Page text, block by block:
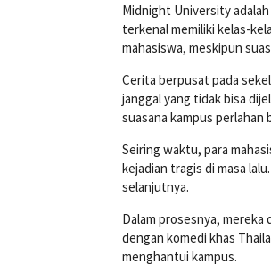
Midnight University
terkenal memiliki kelas-
mahasiswa, meskipun
Cerita berpusat pada
janggal yang tidak bisa
suasana kampus
Seiring waktu, para
kejadian tragis di masa
selanjutnya.
Dalam prosesnya,
dengan komedi khas
menghantui kampus.